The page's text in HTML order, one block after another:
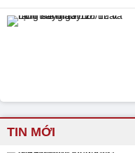
TIN MỚI